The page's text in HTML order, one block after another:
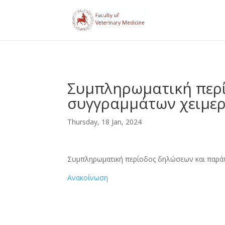
Συμπληρωματική
συγγραμμάτων
Thursday, 18 Jan, 2024
Συμπληρωματική περίοδος δηλώσεων και
Ανακοίνωση